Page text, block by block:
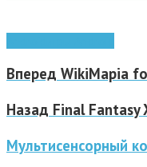
Вперед WikiMapia
Назад Final Fantasy
Мультисенсорный